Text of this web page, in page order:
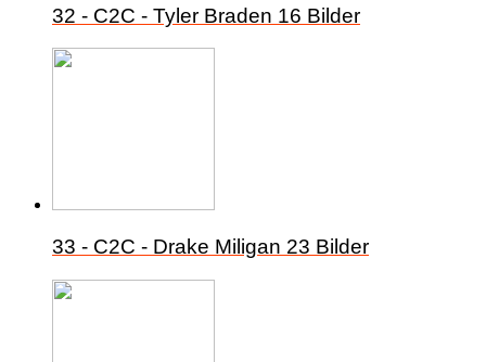
32 - C2C - Tyler Braden 16 Bilder
33 - C2C - Drake Miligan 23 Bilder